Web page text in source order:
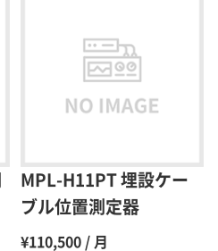
45％（割引率55％）
MPL-H11PT 埋設ケー
ブル位置測定器
¥110,500 / 月